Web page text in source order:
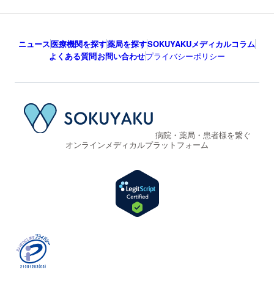
ニュース医療機関を探す薬局を探すSOKUYAKUメディカルコラム
よくある質問お問い合わせプライバシーポリシー
病院・薬局・患者様を繋ぐ
オンラインメディカルプラットフォーム